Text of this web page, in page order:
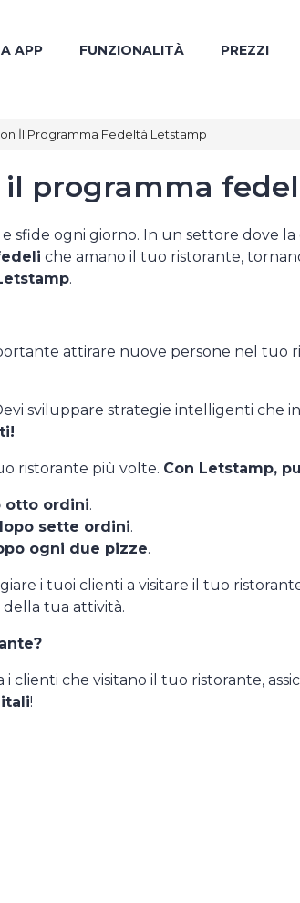
APP FUNZIONALITÀ PREZZI
İl Programma Fedeltà Letstamp
programma
ogni giorno. In un settore dove
che amano il tuo ristorante,
.
attirare nuove persone nel tuo
sviluppare strategie intelligenti che
ristorante più volte. Con Letstamp,
otto ordini.
sette ordini.
ogni due pizze.
i tuoi clienti a visitare il tuo
tua attività.
i clienti che visitano il tuo ristorante,
!